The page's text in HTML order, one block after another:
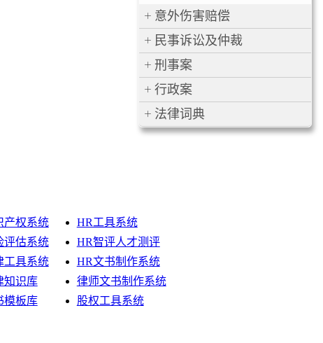
意外伤害赔偿
民事诉讼及仲裁
刑事案
行政案
法律词典
产权系统
评估系统
工具系统
知识库
模板库
HR工具系统
HR智评人才测评
HR文书制作系统
律师文书制作系统
股权工具系统